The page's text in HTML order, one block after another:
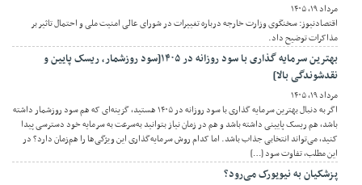
مرداد ۱۹, ۱۴۰۵
اقتصادنیوز: سخنگوی وزارت خارجه درباره تغییرات در شورای عالی امنیت ملی و احتمال تاثیر بر
مذاکرات توضیح داد.
بهترین سرمایه گذاری با سود روزانه در ۱۴۰۵[سود روزشمار، ریسک پایین و
نقدشوندگی بالا]
مرداد ۱۹, ۱۴۰۵
اگر به دنبال بهترین سرمایه گذاری با سود روزانه در ۱۴۰۵ هستید، گزینه‌ای که هم سود روزشمار داشته
باشد، هم ریسک پایینی داشته باشد و هم در زمان نیاز بتوانید به‌سرعت به سرمایه خود دسترسی پیدا
کنید، می‌تواند انتخابی جذاب باشد. اما کدام روش سرمایه‌گذاری این ویژگی‌ها را هم‌زمان دارد؟ در
این مطلب، تفاوت سود […]
پزشکیان به نیویورک می‌رود؟